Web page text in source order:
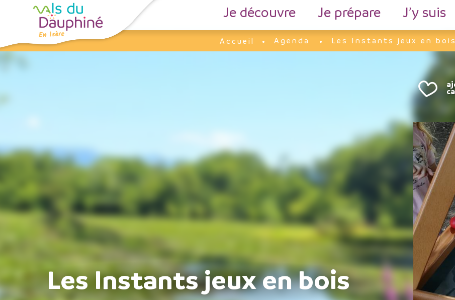
Je découvre Je prépare J’y suis
Accueil
Agenda Les Instants jeux en bois
Les Instants jeux en bois
Panneau de gestion des cookies